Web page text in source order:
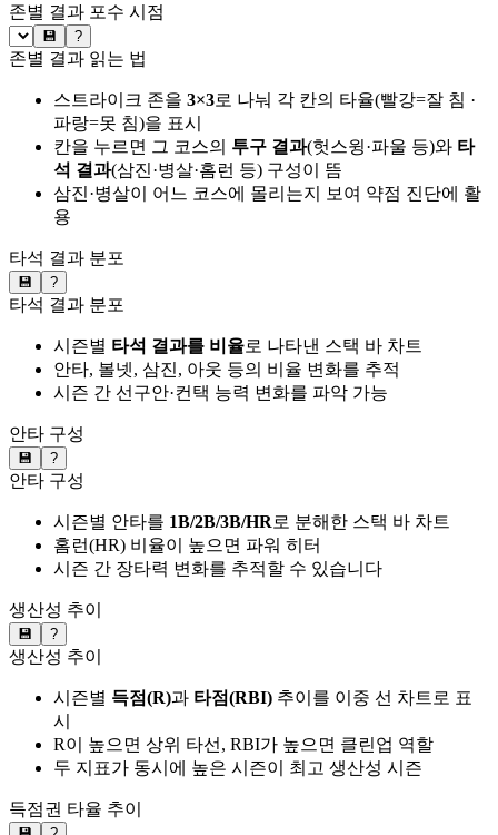
존별 결과 포수 시점
💾 ?
존별 결과 읽는 법
스트라이크 존을 3×3로 나눠 각 칸의 타율(빨강=잘 침 ·
파랑=못 침)을 표시
칸을 누르면 그 코스의 투구 결과(헛스윙·파울 등)와 타
석 결과(삼진·병살·홈런 등) 구성이 뜸
삼진·병살이 어느 코스에 몰리는지 보여 약점 진단에 활
용
타석 결과 분포
💾 ?
타석 결과 분포
시즌별 타석 결과를 비율로 나타낸 스택 바 차트
안타, 볼넷, 삼진, 아웃 등의 비율 변화를 추적
시즌 간 선구안·컨택 능력 변화를 파악 가능
안타 구성
💾 ?
안타 구성
시즌별 안타를 1B/2B/3B/HR로 분해한 스택 바 차트
홈런(HR) 비율이 높으면 파워 히터
시즌 간 장타력 변화를 추적할 수 있습니다
생산성 추이
💾 ?
생산성 추이
시즌별 득점(R)과 타점(RBI) 추이를 이중 선 차트로 표
시
R이 높으면 상위 타선, RBI가 높으면 클린업 역할
두 지표가 동시에 높은 시즌이 최고 생산성 시즌
득점권 타율 추이